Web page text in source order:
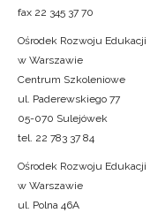
fax 22 345 37 70
Ośrodek Rozwoju Edukacji
w Warszawie
Centrum Szkoleniowe
ul. Paderewskiego 77
05-070 Sulejówek
tel. 22 783 37 84
Ośrodek Rozwoju Edukacji
w Warszawie
ul. Polna 46A